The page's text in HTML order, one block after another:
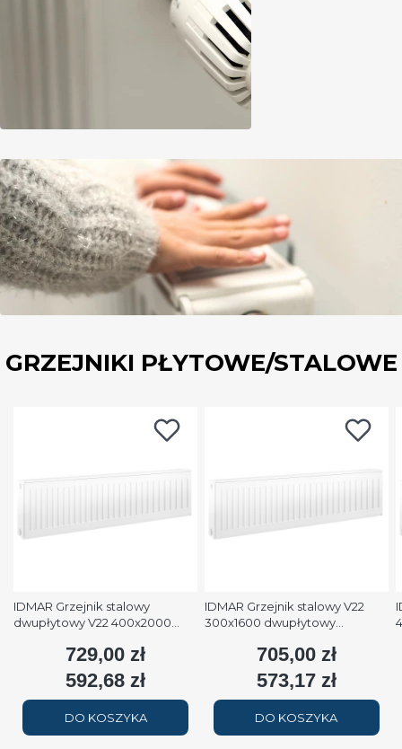
GRZEJNIKI PŁYTOWE/STALOWE
IDMAR Grzejnik stalowy
dwupłytowy V22 400x2000
2508W (90/70/20°C) biały
Cena
729,00 zł
Cena
592,68 zł
DO KOSZYKA
IDMAR Grzejnik stalowy V22
300x1600 dwupłytowy
(90/70/20°C) biały RAL9016
Cena
705,00 zł
Cena
573,17 zł
DO KOSZYKA